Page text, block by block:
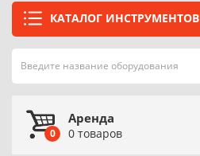
КАТАЛОГ ИНСТРУМЕНТОВ
0
Аренда
0 товаров